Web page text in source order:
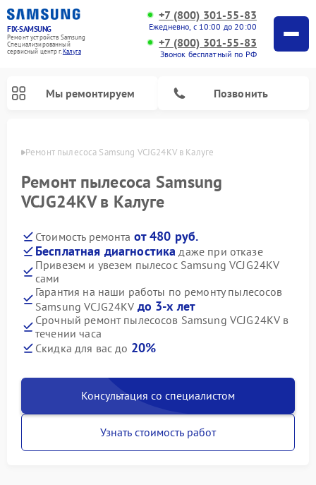
FIX-SAMSUNG
Ремонт устройств Samsung
Специализированный
cервисный центр г.Калуга
+7 (800) 301-55-83
Ежедневно, с 10:00 до 20:00
+7 (800) 301-55-83
Звонок бесплатный по РФ
Мы ремонтируем Позвонить
Ремонт пылесоса Samsung VCJG24KV в Калуге
Ремонт пылесоса Samsung
VCJG24KV в Калуге
Стоимость ремонта от 480 руб.
Бесплатная диагностика даже при отказе
Привезем и увезем пылесос Samsung VCJG24KV
сами
Гарантия на наши работы по ремонту пылесосов
Samsung VCJG24KV до 3-х лет
Срочный ремонт пылесосов Samsung VCJG24KV в
течении часа
Скидка для вас до 20%
Консультация со специалистом
Узнать стоимость работ